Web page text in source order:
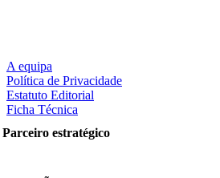
A equipa
Política de Privacidade
Estatuto Editorial
Ficha Técnica
Parceiro estratégico